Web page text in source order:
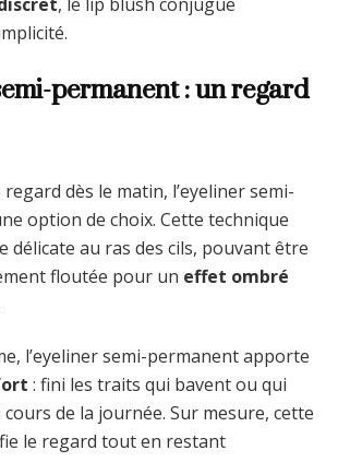
permanent : un regard
dès le matin, l’eyeliner semi-
option de choix. Cette technique
délicate au ras des cils, pouvant être
floutée pour un effet ombré
l’eyeliner semi-permanent apporte
: fini les traits qui bavent ou qui
de la journée. Sur mesure, cette
le regard tout en restant